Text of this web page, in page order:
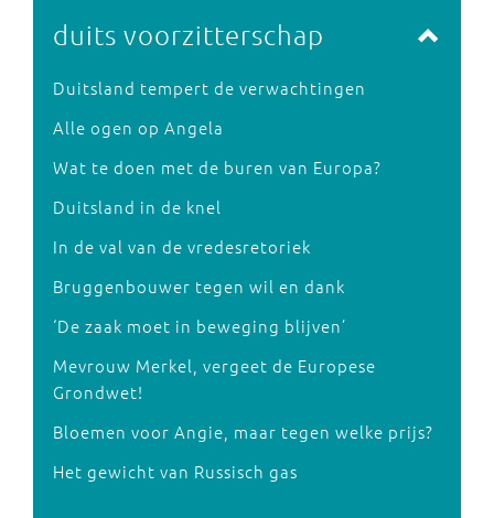
duits voorzitterschap
Duitsland tempert de verwachtingen
Alle ogen op Angela
Wat te doen met de buren van Europa?
Duitsland in de knel
In de val van de vredesretoriek
Bruggenbouwer tegen wil en dank
‘De zaak moet in beweging blijven’
Mevrouw Merkel, vergeet de Europese
Grondwet!
Bloemen voor Angie, maar tegen welke prijs?
Het gewicht van Russisch gas